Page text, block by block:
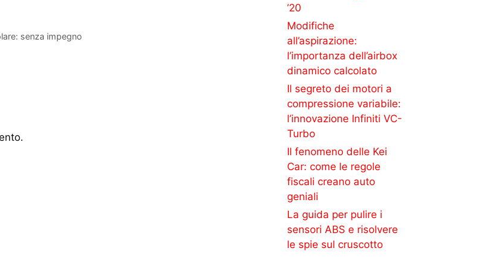
senza impegno
’20
Modifiche
all’aspirazione:
l’importanza dell’airbox
dinamico calcolato
Il segreto dei motori a
compressione variabile:
l’innovazione Infiniti VC-
Turbo
Il fenomeno delle Kei
Car: come le regole
fiscali creano auto
geniali
La guida per pulire i
sensori ABS e risolvere
le spie sul cruscotto